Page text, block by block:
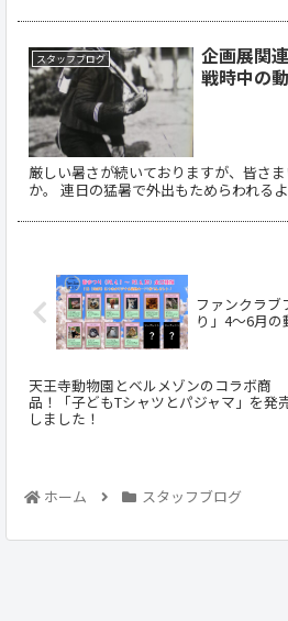
スタッフブログ
企画展関
戦時中の
厳しい暑さが続いておりますが、皆さ
か。 連日の猛暑で外出もためらわれる
ファンクラ
り」4～6月の
天王寺動物園とベルメゾンのコラボ商
品！「子どもTシャツとパジャマ」を発
しました！
ホーム スタッフブログ